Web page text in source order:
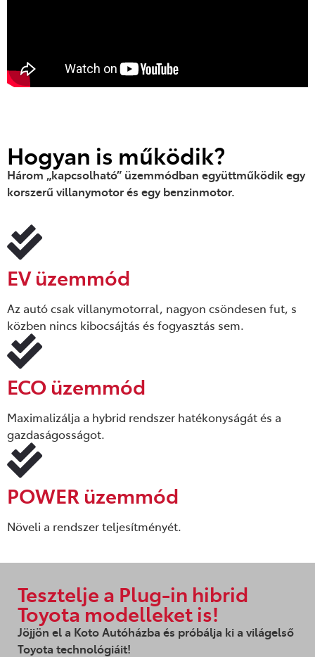
Hogyan is működik?
Három „kapcsolható” üzemmódban együttműködik egy
korszerű villanymotor és egy benzinmotor.
EV üzemmód
Az autó csak villanymotorral, nagyon csöndesen fut, s
közben nincs kibocsájtás és fogyasztás sem.
ECO üzemmód
Maximalizálja a hybrid rendszer hatékonyságát és a
gazdaságosságot.
POWER üzemmód
Növeli a rendszer teljesítményét.
Tesztelje a Plug-in hibrid
Toyota modelleket is!
Jöjjön el a Koto Autóházba és próbálja kia világelső
Toyota technológiáit!